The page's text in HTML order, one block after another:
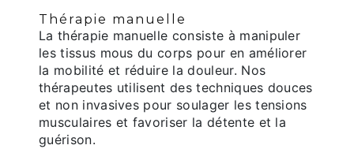
Thérapie manuelle
La thérapie manuelle consiste à manipuler
les tissus mous du corps pour en améliorer
la mobilité et réduire la douleur. Nos
thérapeutes utilisent des techniques douces
et non invasives pour soulager les tensions
musculaires et favoriser la détente et la
guérison.